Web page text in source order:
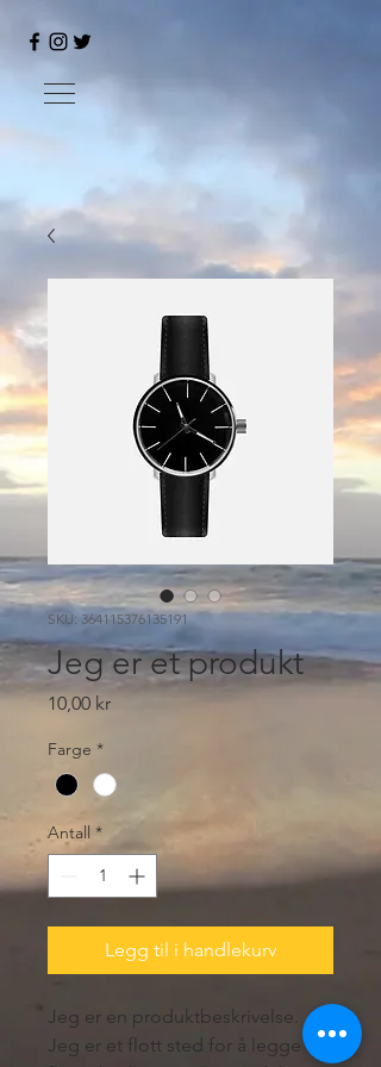
SKU: 364115376135191
Jeg er et produkt
10,00 krPris
Farge *
Antall *
Legg til i handlekurv
Jeg er en produktbeskrivelse.
Jeg er et flott sted for å legge til